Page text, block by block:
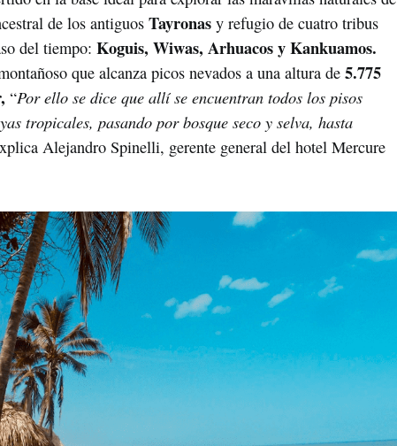
de los antiguos Tayronas y refugio de cuatro tribus
del tiempo: Koguis, Wiwas, Arhuacos y Kankuamos.
que alcanza picos nevados a una altura de 5.775
“Por ello se dice que allí se encuentran todos los pisos
tropicales, pasando por bosque seco y selva, hasta
Alejandro Spinelli, gerente general del hotel Mercure